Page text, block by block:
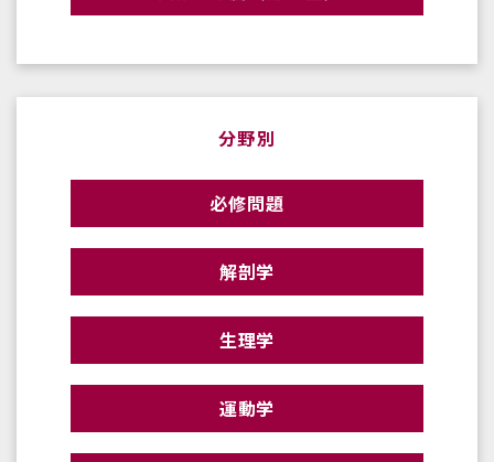
分野別
必修問題
解剖学
生理学
運動学